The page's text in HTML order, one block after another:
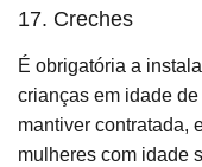
17. Creches
É obrigatória a
crianças em idade
mantiver contratada,
mulheres com idade